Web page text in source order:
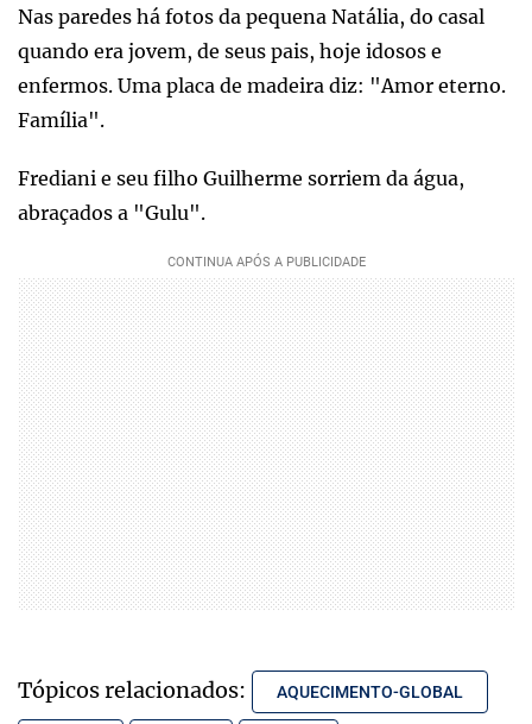
Nas paredes há fotos da pequena Natália, do casal
quando era jovem, de seus pais, hoje idosos e
enfermos. Uma placa de madeira diz: "Amor eterno.
Família".
Frediani e seu filho Guilherme sorriem da água,
abraçados a "Gulu".
Tópicos relacionados: AQUECIMENTO-GLOBAL